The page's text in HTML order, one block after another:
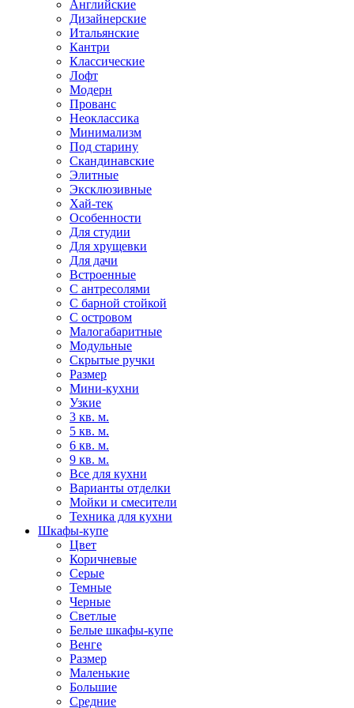
Английские
Дизайнерские
Итальянские
Кантри
Классические
Лофт
Модерн
Прованс
Неоклассика
Минимализм
Под старину
Скандинавские
Элитные
Эксклюзивные
Хай-тек
Особенности
Для студии
Для хрущевки
Для дачи
Встроенные
С антресолями
С барной стойкой
С островом
Малогабаритные
Модульные
Скрытые ручки
Размер
Мини-кухни
Узкие
3 кв. м.
5 кв. м.
6 кв. м.
9 кв. м.
Все для кухни
Варианты отделки
Мойки и смесители
Техника для кухни
Шкафы-купе
Цвет
Коричневые
Серые
Темные
Черные
Светлые
Белые шкафы-купе
Венге
Размер
Маленькие
Большие
Средние